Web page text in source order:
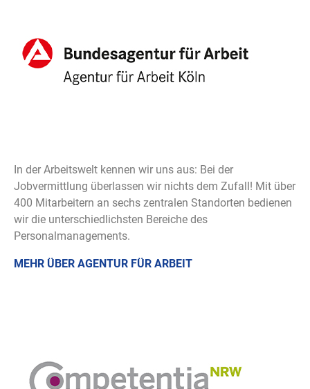
In der Arbeitswelt kennen wir uns aus: Bei der
Jobvermittlung überlassen wir nichts dem Zufall! Mit über
400 Mitarbeitern an sechs zentralen Standorten bedienen
wir die unterschiedlichsten Bereiche des
Personalmanagements.
MEHR ÜBER AGENTUR FÜR ARBEIT